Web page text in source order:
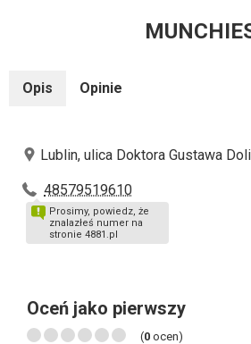
Opis Opinie
Lublin, ulica Doktora Gustawa
48579519610
Prosimy, powiedz, że
znalazłeś numer na
stronie 4881.pl
Oceń jako pierwszy
(0 ocen)